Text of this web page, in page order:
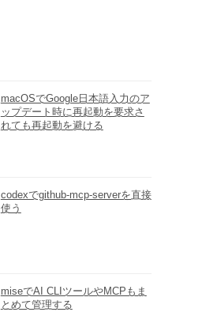
macOSでGoogle日本語入力のア
ップデート時に再起動を要求さ
れても再起動を避ける
codexでgithub-mcp-serverを直接
使う
miseでAI CLIツールやMCPもま
とめて管理する